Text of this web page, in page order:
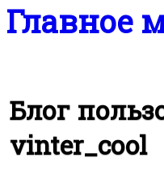
Главное
Блог
vinter_cool